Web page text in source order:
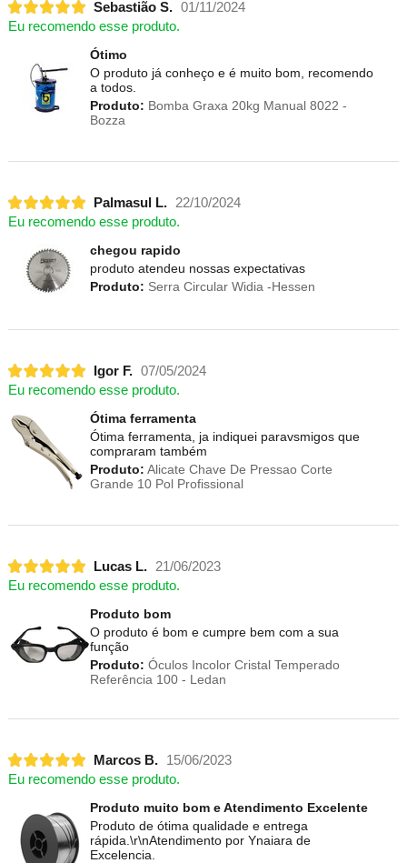
Sebastião S. 01/11/2024
Eu recomendo esse produto.
Ótimo
O produto já conheço e é muito bom, recomendo
a todos.
Produto: Bomba Graxa 20kg Manual 8022 -
Bozza
Palmasul L.
22/10/2024
Eu recomendo esse produto.
chegou rapido
produto atendeu nossas expectativas
Produto: Serra Circular Widia -Hessen
Igor F. 07/05/2024
Eu recomendo esse produto.
Ótima ferramenta
Ótima ferramenta, ja indiquei paravsmigos que
compraram também
Produto: Alicate Chave De Pressao Corte
Grande 10 Pol Profissional
Lucas L.
21/06/2023
Eu recomendo esse produto.
Produto bom
O produto é bom e cumpre bem com a sua
função
Produto: Óculos Incolor Cristal Temperado
Referência 100 - Ledan
Marcos B.
15/06/2023
Eu recomendo esse produto.
Produto muito bom e Atendimento Excelente
Produto de ótima qualidade e entrega
rápida.\r\nAtendimento por Ynaiara de
Excelencia.